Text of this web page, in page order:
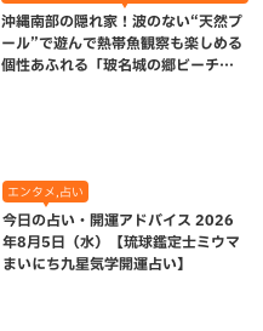
沖縄南部の隠れ家！波のない“天然プ
ール”で遊んで熱帯魚観察も楽しめる
個性あふれる「玻名城の郷ビーチ」
エンタメ,占い
今日の占い・開運アドバイス 2026
年8月5日（水）【琉球鑑定士ミウマ
まいにち九星気学開運占い】